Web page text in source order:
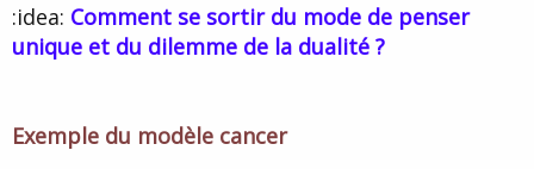
r
d
d
u
t
:idea: Comment se sortir du mode de penser
unique et du dilemme de la dualité ?
Exemple du modèle cancer